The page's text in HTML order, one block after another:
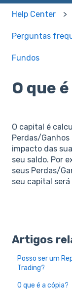
Help Center
Perguntas
Fundos
O que
O capital é
Perdas/
impacto das
seu saldo. Por
seus Perdas/
seu capital
Artigos
Posso ser um
Trading?
O que é a cópia?